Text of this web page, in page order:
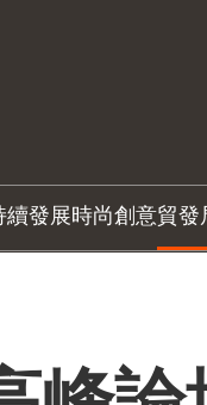
續發展時尚創意貿發